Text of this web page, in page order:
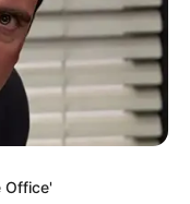
Office'